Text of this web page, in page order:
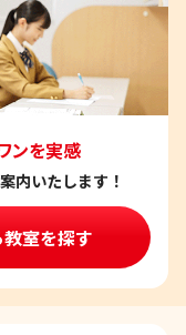
ンを実感
内いたします！
室を探す